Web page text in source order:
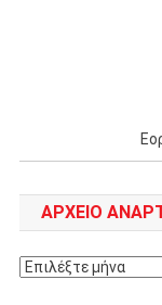
ΑΡΧΕΊΟ
Αρχείο